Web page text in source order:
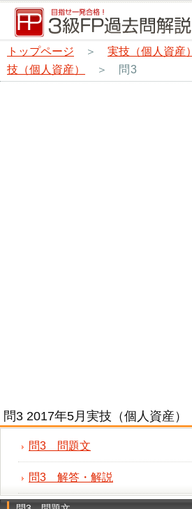
トップページ ＞ 実技（個人資産）
技（個人資産）
＞ 問3
問3 2017年5月実技（個人資産）
問3 問題文
問3 解答・解説